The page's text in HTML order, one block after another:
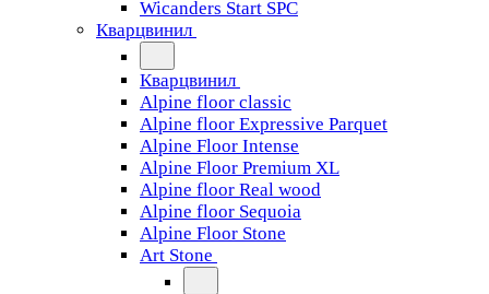
Wicanders Start SPC
Кварцвинил
Кварцвинил
Alpine floor classic
Alpine floor Expressive Parquet
Alpine Floor Intense
Alpine Floor Premium XL
Alpine floor Real wood
Alpine floor Sequoia
Alpine Floor Stone
Art Stone